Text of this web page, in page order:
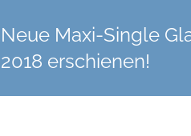
Neue Maxi-Single
2018 erschienen!